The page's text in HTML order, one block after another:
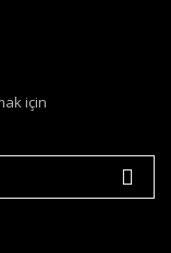
için